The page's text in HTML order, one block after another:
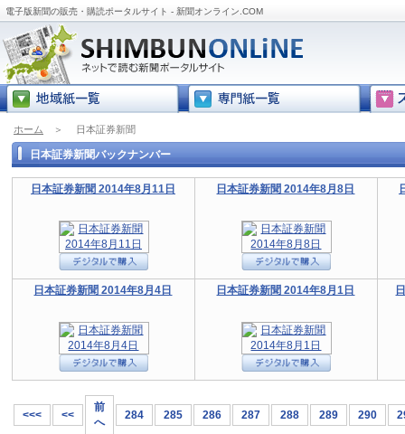
電子版新聞の販売・購読ポータルサイト - 新聞オンライン.COM
ホーム ＞ 日本証券新聞
日本証券新聞バックナンバー
日本証券新聞 2014年8月11日 日本証券新聞 2014年8月8日
日本証券新聞 2014年8月4日 日本証券新聞 2014年8月1日
<<< <<
前
へ
284 285 286 287 288 289 290